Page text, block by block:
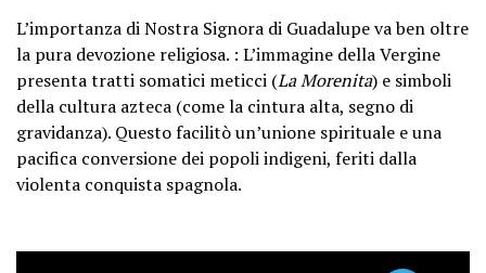
L’importanza di Nostra Signora di Guadalupe va ben oltre
la pura devozione religiosa. : L’immagine della Vergine
presenta tratti somatici meticci (La Morenita) e simboli
della cultura azteca (come la cintura alta, segno di
gravidanza). Questo facilitò un’unione spirituale e una
pacifica conversione dei popoli indigeni, feriti dalla
violenta conquista spagnola.